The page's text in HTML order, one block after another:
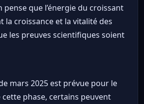
pense que l’énergie du croissant
la croissance et la vitalité des
les preuves scientifiques soient
mars 2025 est prévue pour le
cette phase, certains peuvent